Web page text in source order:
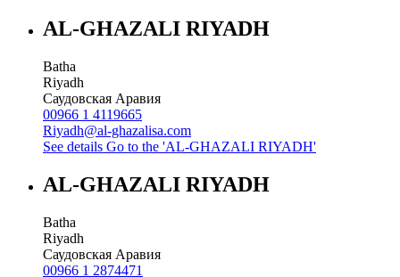
AL-GHAZALI RIYADH
Batha
Riyadh
Саудовская Аравия
00966 1 4119665
Riyadh@al-ghazalisa.com
See details Go to the 'AL-GHAZALI RIYADH'
AL-GHAZALI RIYADH
Batha
Riyadh
Саудовская Аравия
00966 1 2874471